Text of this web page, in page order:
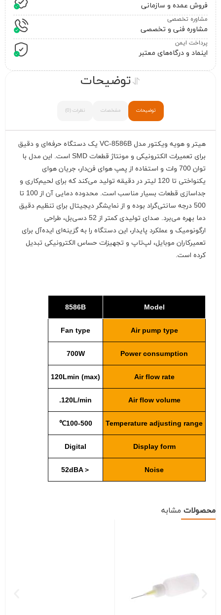
فروش عمده و سازمانی
مشاوره تخصصی
مشاوره فنی و تخصصی
پرداخت ایمن
اینماد و درگاه‌های معتبر
توضیحات مشخصات نظرات (0)
توضیحات
هیتر و هویه ویکتور مدل VC-8586B یک دستگاه حرفه‌ای و دقیق
برای تعمیرات الکترونیکی و مونتاژ قطعات SMD است. این مدل با
توان 700 وات و استفاده از پمپ هوای فن‌دار، جریان هوای
یکنواختی تا 120 لیتر در دقیقه تولید می‌کند که برای لحیم‌کاری و
جداسازی قطعات بسیار مناسب است. محدوده دمایی آن از 100 تا
500 درجه سانتی‌گراد بوده و از نمایشگر دیجیتال برای تنظیم دقیق
دما بهره می‌برد. صدای تولیدی کمتر از 52 دسی‌بل، طراحی
ارگونومیک و عملکرد پایدار، این دستگاه را به گزینه‌ای ایده‌آل برای
تعمیرکاران موبایل، لپ‌تاپ و تجهیزات حساس الکترونیکی تبدیل
کرده است.
Model
8586B
Air pump type
Fan type
Power consumption
700W
Air flow rate
120Lmin (max)
Air flow volume
120L/min.
Temperature adjusting range
100-500℃
Display form
Digital
Noise
＜52dBA
محصولات مشابه